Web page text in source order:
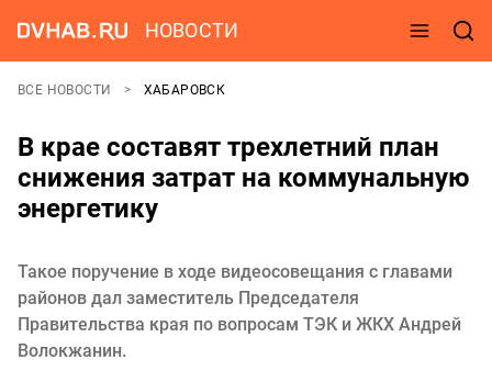
НОВОСТИ
ВСЕ НОВОСТИ ХАБАРОВСК
В крае составят трехлетний план
снижения затрат на коммунальную
энергетику
Такое поручение в ходе видеосовещания с главами
районов дал заместитель Председателя
Правительства края по вопросам ТЭК и ЖКХ Андрей
Волокжанин.